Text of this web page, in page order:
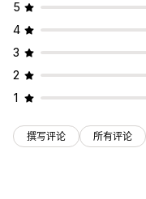
5
4
3
2
1
撰写评论 所有评论